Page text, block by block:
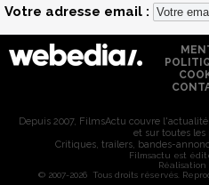
Votre adresse email :
Depuis 2007, FilmsActu couvre
et sur toutes les
Critiques, trailers, bandes-
Filmsactu est
© 2007-2026 Tous droits réservés.